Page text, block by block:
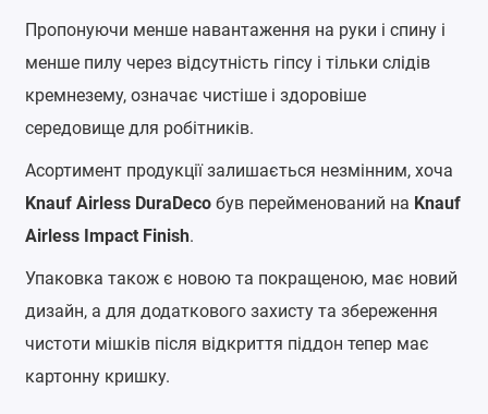
Пропонуючи менше навантаження на руки і спину і
менше пилу через відсутність гіпсу і тільки слідів
кремнезему, означає чистіше і здоровіше
середовище для робітників.
Асортимент продукції залишається незмінним, хоча
Knauf Airless DuraDecoбув перейменований на Knauf
Airless Impact Finish.
Упаковка також є новою та покращеною, має новий
дизайн, а для додаткового захисту та збереження
чистоти мішків після відкриття піддон тепер має
картонну кришку.